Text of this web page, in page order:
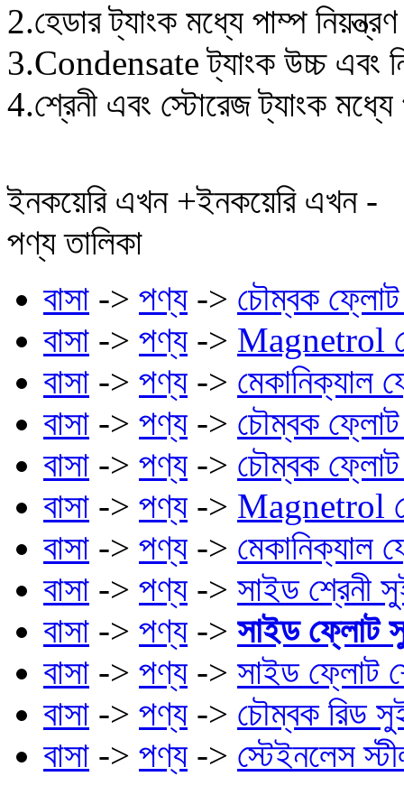
2.হেডার ট্যাংক মধ্যে পাম্প নিয়ন্ত্রণ
3.Condensate ট্যাংক উচ্চ এবং
4.শ্রেনী এবং স্টোরেজ ট্যাংক মধ্যে
ইনকয়েরি এখন +ইনকয়েরি এখন -
পণ্য তালিকা
বাসা -> পণ্য -> চৌম্বক
বাসা -> পণ্য -> Magnetrol
বাসা -> পণ্য ->
বাসা -> পণ্য -> চৌম্বক
বাসা -> পণ্য -> চৌম্বক
বাসা -> পণ্য -> Magnetrol
বাসা -> পণ্য ->
বাসা -> পণ্য -> সাইড
বাসা -> পণ্য -> সাইড ফ্লোট
বাসা -> পণ্য -> সাইড ফ্লোট
বাসা -> পণ্য -> চৌম্বক রিড
বাসা -> পণ্য -> স্টেইনলেস